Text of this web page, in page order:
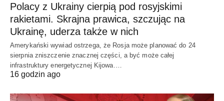
Polacy z Ukrainy cierpią pod rosyjskimi
rakietami. Skrajna prawica, szczując na
Ukrainę, uderza także w nich
Amerykański wywiad ostrzega, że Rosja może planować do 24
sierpnia zniszczenie znacznej części, a być może całej
infrastruktury energetycznej Kijowa.…
16 godzin ago